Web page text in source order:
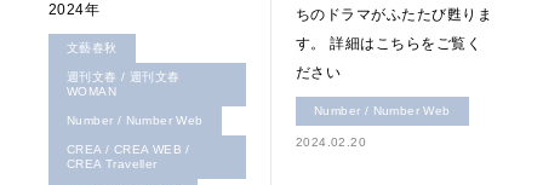
2024年
文藝春秋
週刊文春 / 週刊文春
WOMAN
Number / Number Web
CREA / CREA WEB /
CREA Traveller
ちのドラマがふたたび甦りま
す。 詳細はこちらをご覧く
ださい
Number / Number Web
2024.02.20